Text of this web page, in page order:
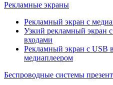
Рекламные экраны
Рекламный экран с
Узкий рекламный
входами
Рекламный экран с USB
медиаплеером
Беспроводные системы